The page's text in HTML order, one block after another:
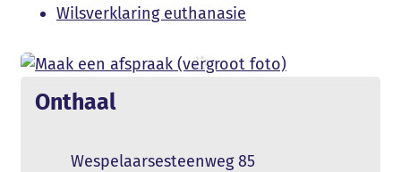
Wilsverklaring euthanasie
Contact
Onthaal
AdresWespelaarsesteenweg 85